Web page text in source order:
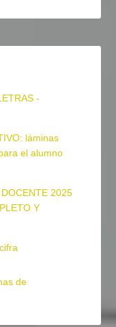
-
láminas
el alumno
2025
Y
de